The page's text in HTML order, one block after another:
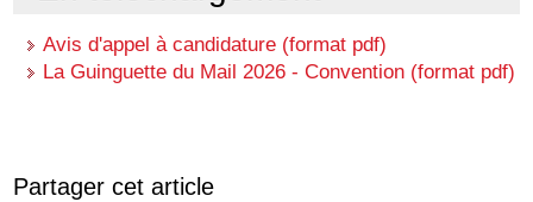
Avis d'appel à candidature (format pdf)
La Guinguette du Mail 2026 - Convention (format pdf)
Partager cet article